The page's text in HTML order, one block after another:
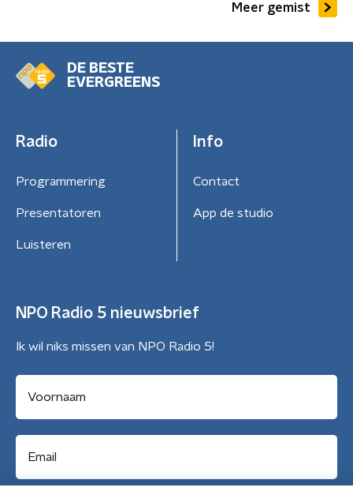
Meer gemist
DE BESTE
EVERGREENS
Radio
Programmering
Presentatoren
Luisteren
Info
Contact
App de studio
NPO Radio 5 nieuwsbrief
Ik wil niks missen van NPO Radio 5!